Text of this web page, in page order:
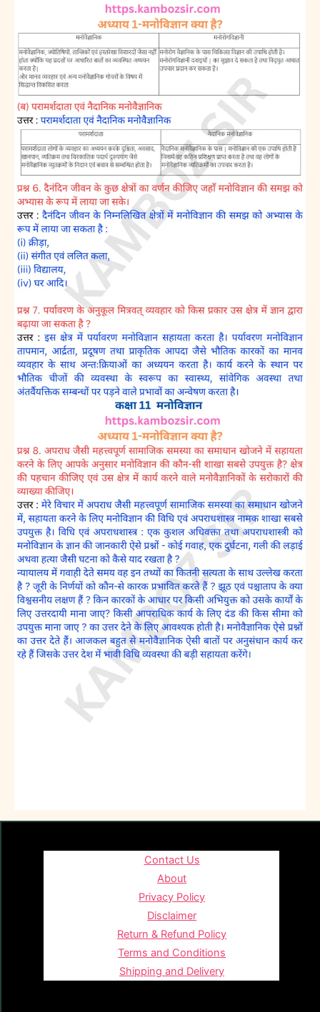
Contact Us
About
Privacy Policy
Disclaimer
Return & Refund Policy
Terms and Conditions
Shipping and Delivery